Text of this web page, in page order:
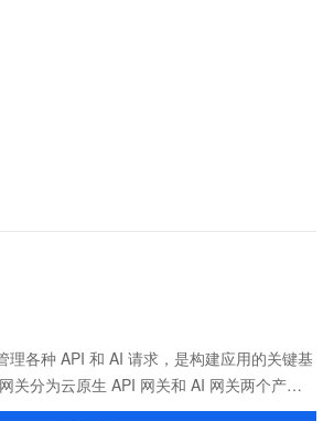
理各种 API 和 AI 请求，是构建应用的关键基
关分为云原生 API 网关和 AI 网关两个产